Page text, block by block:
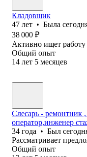
Кладовщик
47 лет • Была
38 000 ₽
Активно ищет работу
Общий опыт
14 лет 5 месяцев
Слесарь - ремонтник
оператор,инженер
34 года • Был
Рассматривает
Общий опыт